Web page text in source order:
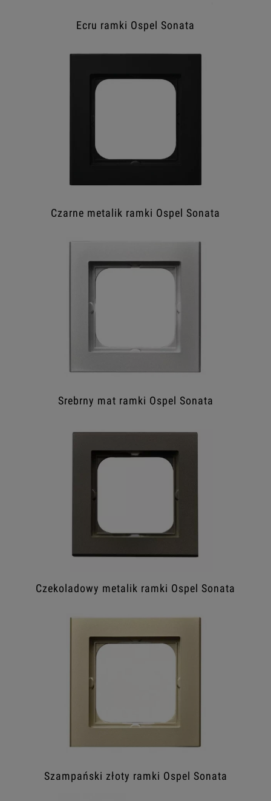
Ecru ramki Ospel Sonata
Czarne metalik ramki Ospel Sonata
Srebrny mat ramki Ospel Sonata
Czekoladowy metalik ramki Ospel Sonata
Szampański złoty ramki Ospel Sonata